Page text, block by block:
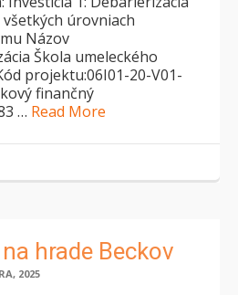
úrovniach
Názov
Škola umeleckého
projektu:06I01-20-V01-
finančný
… Read More
hrade Beckov
2025